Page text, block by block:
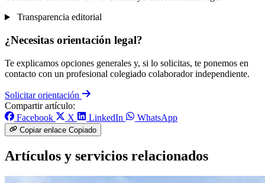
Transparencia editorial
¿Necesitas orientación legal?
Te explicamos opciones generales y, si lo solicitas, te ponemos en
contacto con un profesional colegiado colaborador independiente.
Solicitar orientación
Compartir artículo:
Facebook
X LinkedIn WhatsApp
Copiar enlace Copiado
Artículos y servicios relacionados